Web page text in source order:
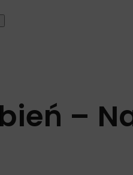
–